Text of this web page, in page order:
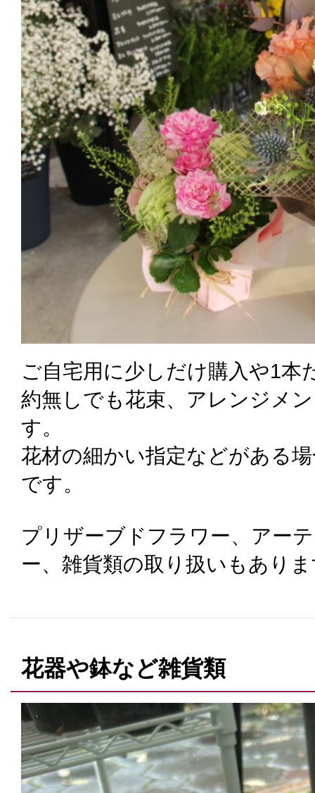
ご自宅用に少しだけ購入や1本
約無しでも花束、アレンジメ
す。
花材の細かい指定などがある
です。
プリザーブドフラワー、アー
ー、雑貨類の取り扱いもあり
花器や鉢など雑貨類